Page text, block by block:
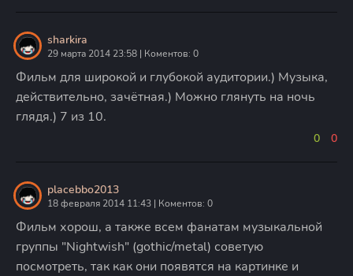
sharkira
29 марта 2014 23:58 | Коментов: 0
Фильм для широкой и глубокой аудитории.) Музыка,
действительно, зачётная.) Можно глянуть на ночь
глядя.) 7 из 10.
0 0
placebbo2013
18 февраля 2014 11:43 | Коментов: 0
Фильм хорош, а также всем фанатам музыкальной
группы "Nightwish" (gothic/metal) советую
посмотреть, так как они появятся на картинке и